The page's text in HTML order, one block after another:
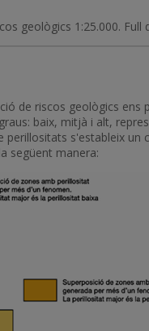
geològics 1:25.000. Full
de riscos geològics
baix, mitjà i alt,
perillositats s'estableix
següent manera: